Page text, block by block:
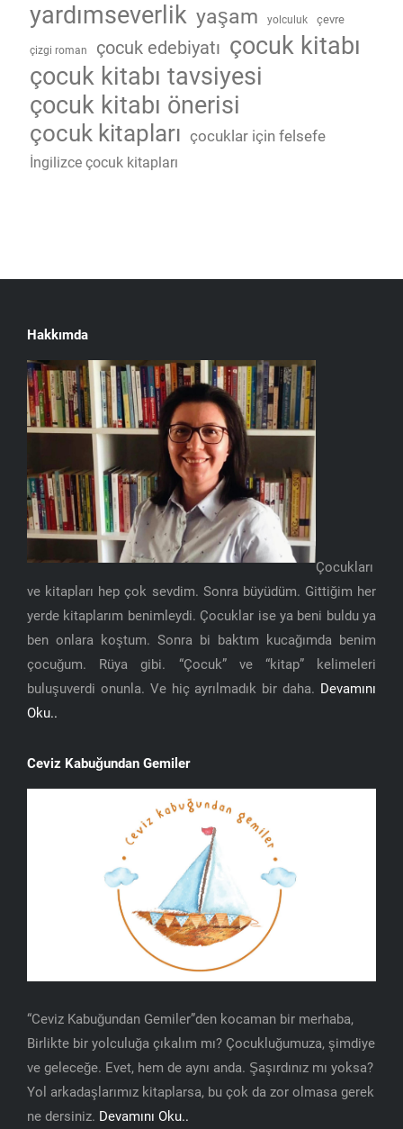
yardımseverlik yaşam yolculuk çevre
çizgi roman çocuk edebiyatı çocuk kitabı
çocuk kitabı tavsiyesi
çocuk kitabı önerisi
çocuk kitapları çocuklar için felsefe
İngilizce çocuk kitapları
Hakkımda
Çocukları
ve kitapları hep çok sevdim. Sonra büyüdüm. Gittiğim her
yerde kitaplarım benimleydi. Çocuklar ise ya beni buldu ya
ben onlara koştum. Sonra bi baktım kucağımda benim
çocuğum. Rüya gibi. “Çocuk” ve “kitap” kelimeleri
buluşuverdi onunla. Ve hiç ayrılmadık bir daha. Devamını
Oku..
Ceviz Kabuğundan Gemiler
“Ceviz Kabuğundan Gemiler”den kocaman bir merhaba,
Birlikte bir yolculuğa çıkalım mı? Çocukluğumuza, şimdiye
ve geleceğe. Evet, hem de aynı anda. Şaşırdınız mı yoksa?
Yol arkadaşlarımız kitaplarsa, bu çok da zor olmasa gerek
ne dersiniz. Devamını Oku..